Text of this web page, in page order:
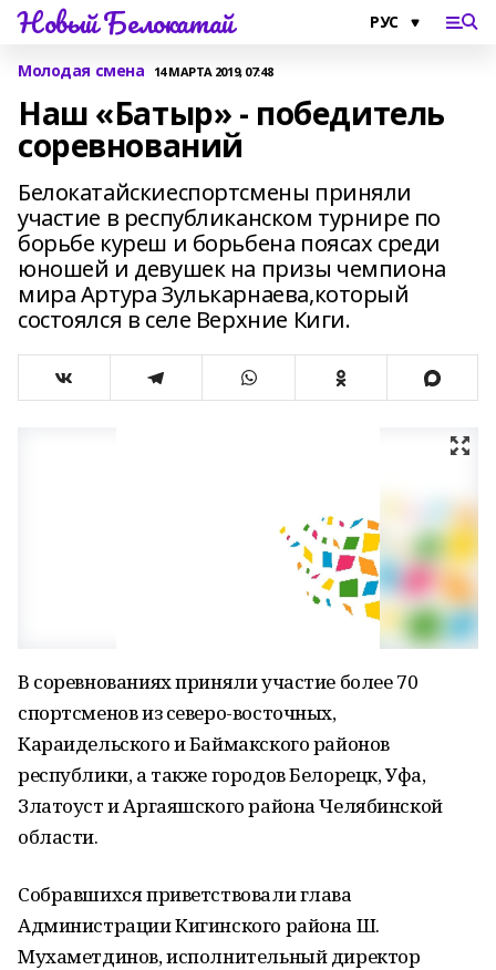
Новый Белокатай
Молодая смена 14 МАРТА 2019, 07:48
Наш «Батыр» - победитель
соревнований
Белокатайскиеспортсмены приняли
участие в республиканском турнире по
борьбе куреш и борьбена поясах среди
юношей и девушек на призы чемпиона
мира Артура Зулькарнаева,который
состоялся в селе Верхние Киги.
В соревнованиях приняли участие более 70
спортсменов из северо-восточных,
Караидельского и Баймакского районов
республики, а также городов Белорецк, Уфа,
Златоуст и Аргаяшского района Челябинской
области.
Собравшихся приветствовали глава
Администрации Кигинского района Ш.
Мухаметдинов, исполнительный директор